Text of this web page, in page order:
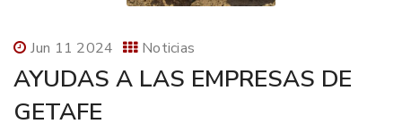
Jun 11 2024 Noticias
AYUDAS A LAS EMPRESAS DE
GETAFE